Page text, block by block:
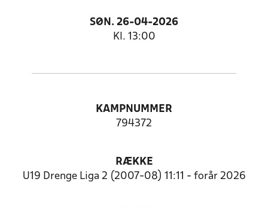
SØN. 26-04-2026
Kl. 13:00
KAMPNUMMER
794372
RÆKKE
U19 Drenge Liga 2 (2007-08) 11:11 - forår 2026